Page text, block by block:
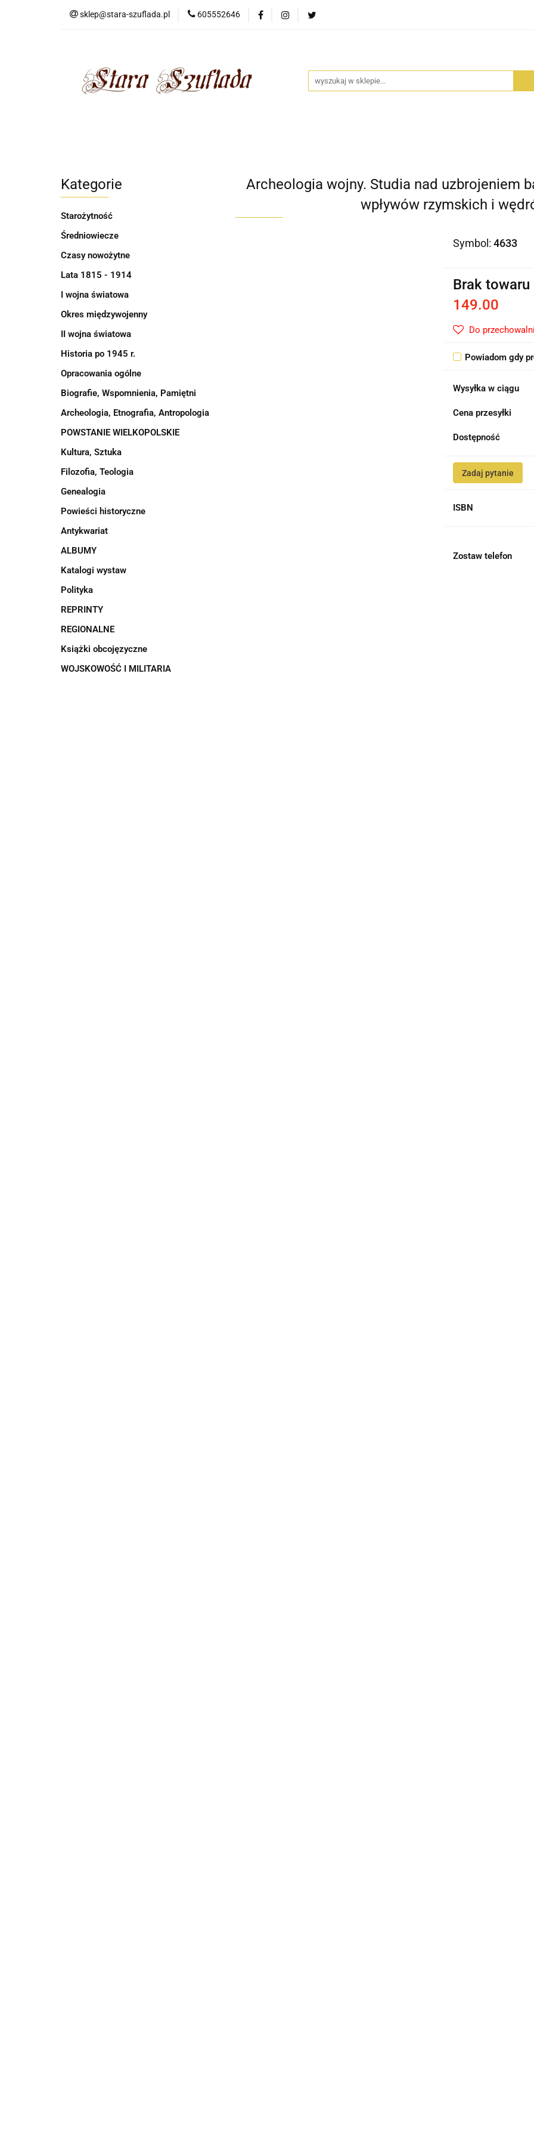
sklep@stara-szuflada.pl 605552646
NOWOŚCI STARA SZUFLADA
Kategorie
Starożytność
Średniowiecze
Czasy nowożytne
Lata 1815 - 1914
I wojna światowa
Okres międzywojenny
II wojna światowa
Historia po 1945 r.
Opracowania ogólne
Biografie, Wspomnienia, Pamiętni
Archeologia, Etnografia, Antropologia
POWSTANIE WIELKOPOLSKIE
Kultura, Sztuka
Filozofia, Teologia
Genealogia
Powieści historyczne
Antykwariat
ALBUMY
Katalogi wystaw
Polityka
REPRINTY
REGIONALNE
Książki obcojęzyczne
WOJSKOWOŚĆ I MILITARIA
Archeologia wojny. Studia nad uzbrojeniem
wpływów rzymskich i
Symbol:4633
Brak towaru
149.00
Do przechowalni
Powiadom gdy
Wysyłka w ciągu
Cena przesyłki
Dostępność
Zadaj pytanie
ISBN
Zostaw telefon